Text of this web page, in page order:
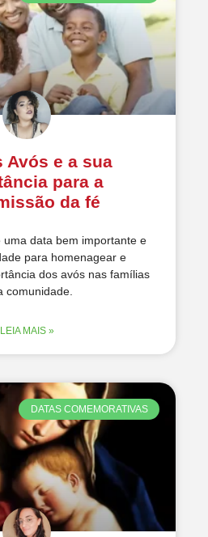
Avós e a sua
para a
da fé
uma data bem importante e
para homenagear e
dos avós nas famílias
comunidade.
LEIA MAIS »
DATAS COMEMORATIVAS